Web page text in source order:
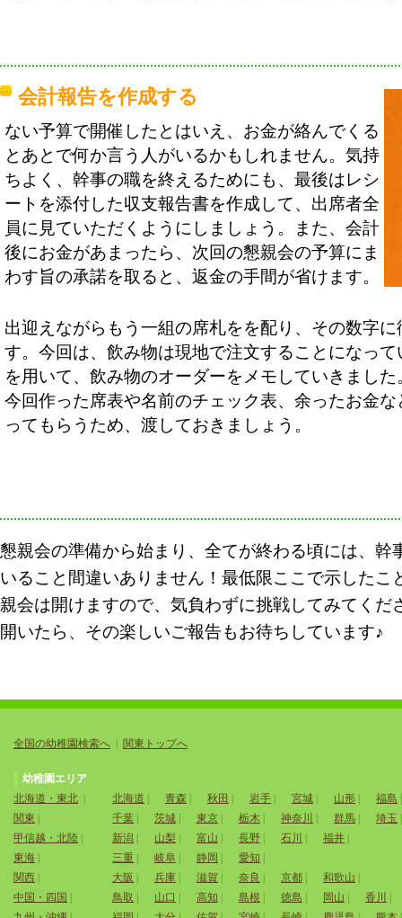
会計報告を作成する
ない予算で開催したとはいえ、お金が絡んでくる
とあとで何か言う人がいるかもしれません。気持
ちよく、幹事の職を終えるためにも、最後はレシ
ートを添付した収支報告書を作成して、出席者全
員に見ていただくようにしましょう。また、会計
後にお金があまったら、次回の懇親会の予算にま
わす旨の承諾を取ると、返金の手間が省けます。
出迎えながらもう一組の席札をを配り、その数字
す。今回は、飲み物は現地で注文することになっ
を用いて、飲み物のオーダーをメモしていきました
今回作った席表や名前のチェック表、余ったお金
ってもらうため、渡しておきましょう。
懇親会の準備から始まり、全てが終わる頃には、幹
いること間違いありません！最低限ここで示したこ
親会は開けますので、気負わずに挑戦してみてくだ
開いたら、その楽しいご報告もお待ちしています♪
全国の幼稚園検索へ 関東トップへ
幼稚園エリア
北海道・東北
北海道 青森 秋田 岩手 宮城 山形 福島
関東
千葉 茨城 東京 栃木 神奈川 群馬 埼玉
甲信越・北陸
新潟 山梨 富山 長野 石川 福井
東海
三重 岐阜 静岡 愛知
関西
大阪 兵庫 滋賀 奈良 京都 和歌山
中国・四国
鳥取 山口 高知 島根 徳島 岡山 香川